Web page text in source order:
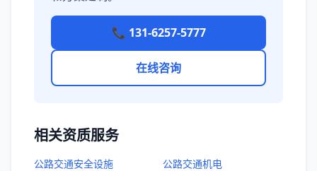
📞 131-6257-5777
在线咨询
相关资质服务
公路交通安全设施
公路交通机电